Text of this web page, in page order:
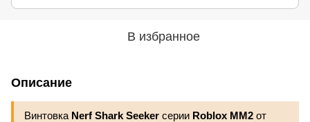
В избранное
Описание
Винтовка Nerf Shark Seeker серии Roblox MM2 от